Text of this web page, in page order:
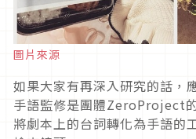
圖片來源
如果大家有再深入研究的話，
手語監修是團體ZeroProject
將劇本上的台詞轉化為手語的